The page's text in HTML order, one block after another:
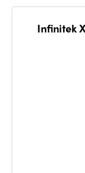
Infinitek